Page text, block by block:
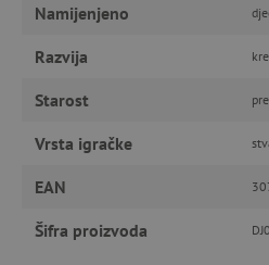
Namijenjeno
Razvija
Starost
Vrsta igračke
EAN
Šifra proizvoda
Nužno potrebni kolačići
npr. upis korisnika na
potrebnih kolačića.